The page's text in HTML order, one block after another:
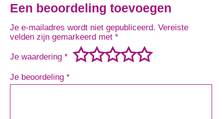
Een beoordeling toevoegen
Je e-mailadres wordt niet gepubliceerd. Vereiste
velden zijn gemarkeerd met *
Je waardering *
Je beoordeling *